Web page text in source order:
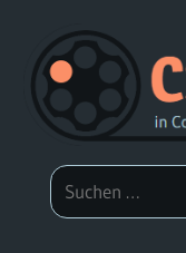
Inhalt
springen